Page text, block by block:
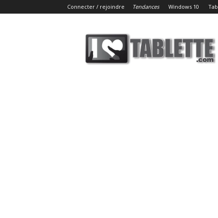
Connecter / rejoindre Tendances Windows 10